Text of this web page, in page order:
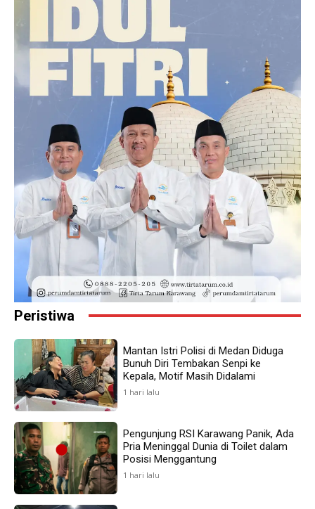
Peristiwa
Mantan Istri Polisi di Medan Diduga
Bunuh Diri Tembakan Senpi ke
Kepala, Motif Masih Didalami
1 hari lalu
Pengunjung RSI Karawang Panik, Ada
Pria Meninggal Dunia di Toilet dalam
Posisi Menggantung
1 hari lalu